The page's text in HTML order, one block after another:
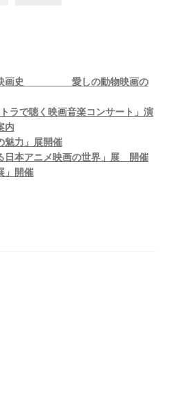
る映画史 愛しの動物映画の
ラで聴く映画音楽コンサート」演
内
魅力」展開催
日本アニメ映画の世界」展 開催
」開催